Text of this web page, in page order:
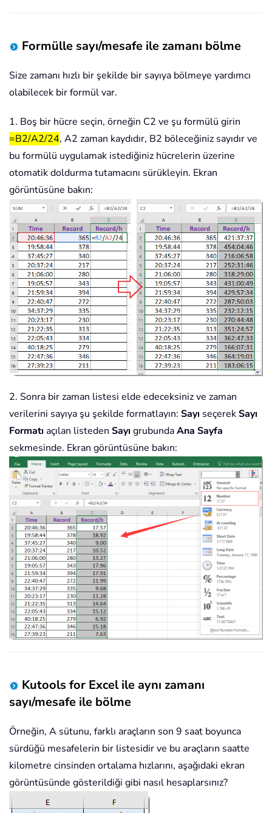
Formülle sayı/mesafe ile zamanı bölme
Size zamanı hızlı bir şekilde bir sayıya bölmeye yardımcı
olabilecek bir formül var.
1. Boş bir hücre seçin, örneğin C2 ve şu formülü girin
=B2/A2/24, A2 zaman kaydıdır, B2 böleceğiniz sayıdır ve
bu formülü uygulamak istediğiniz hücrelerin üzerine
otomatik doldurma tutamacını sürükleyin. Ekran
görüntüsüne bakın:
2. Sonra bir zaman listesi elde edeceksiniz ve zaman
verilerini sayıya şu şekilde formatlayın: Sayı seçerekSayı
Formatı açılan listeden Sayı grubundaAna Sayfa
sekmesinde. Ekran görüntüsüne bakın:
Kutools for Excel ile aynı zamanı
sayı/mesafe ile bölme
Örneğin, A sütunu, farklı araçların son 9 saat boyunca
sürdüğü mesafelerin bir listesidir ve bu araçların saatte
kilometre cinsinden ortalama hızlarını, aşağıdaki ekran
görüntüsünde gösterildiği gibi nasıl hesaplarsınız?